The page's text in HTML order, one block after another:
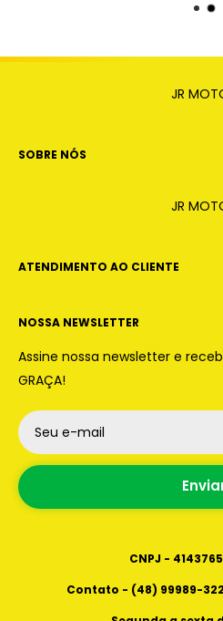
JR
SOBRE NÓS
segurança na compra. Nossa
comprar.
CNPJ - 41437656/000153
Endereços Físicos
- São José - Santa Catarina -
Loja 3: Avenida Lédio João
center - kobrasol - São
88101101
JR
ATENDIMENTO AO CLIENTE
WhatsApp:(48) 99989 -3228 |
Instagram: @JR.CAPACETES
Horários de atendimento
Segunda a sexta das 9h as
NOSSA NEWSLETTER
Assine nossa newsletter e
GRAÇA!
Seu e-mail
CNPJ -
Contato - (48) 99989-